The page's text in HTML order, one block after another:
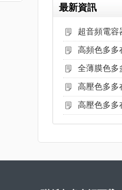
最新資訊
超音頻電容
高頻色多多
全薄膜色多
高壓色多多
高壓色多多